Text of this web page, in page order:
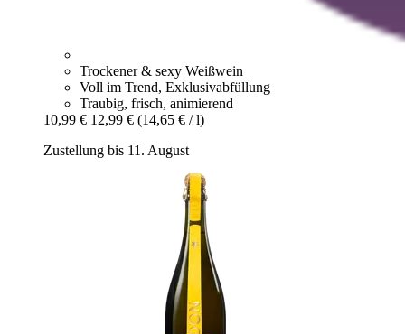
Trockener & sexy Weißwein
Voll im Trend, Exklusivabfüllung
Traubig, frisch, animierend
10,99 € 12,99 € (14,65 € / l)
Zustellung bis 11. August